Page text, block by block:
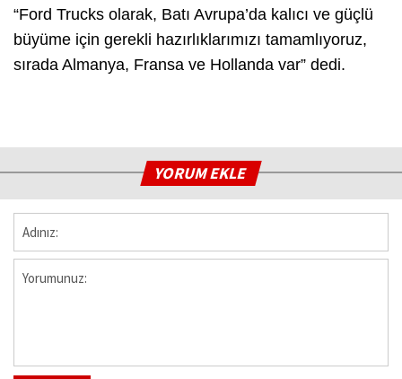
“Ford Trucks olarak, Batı Avrupa’da kalıcı ve güçlü
büyüme için gerekli hazırlıklarımızı tamamlıyoruz,
sırada Almanya, Fransa ve Hollanda var” dedi.
YORUM EKLE